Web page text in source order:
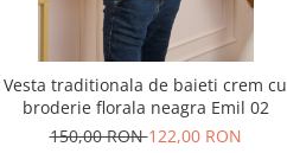
Vesta traditionala de baieti crem cu
broderie florala neagra Emil 02
150,00 RON122,00 RON